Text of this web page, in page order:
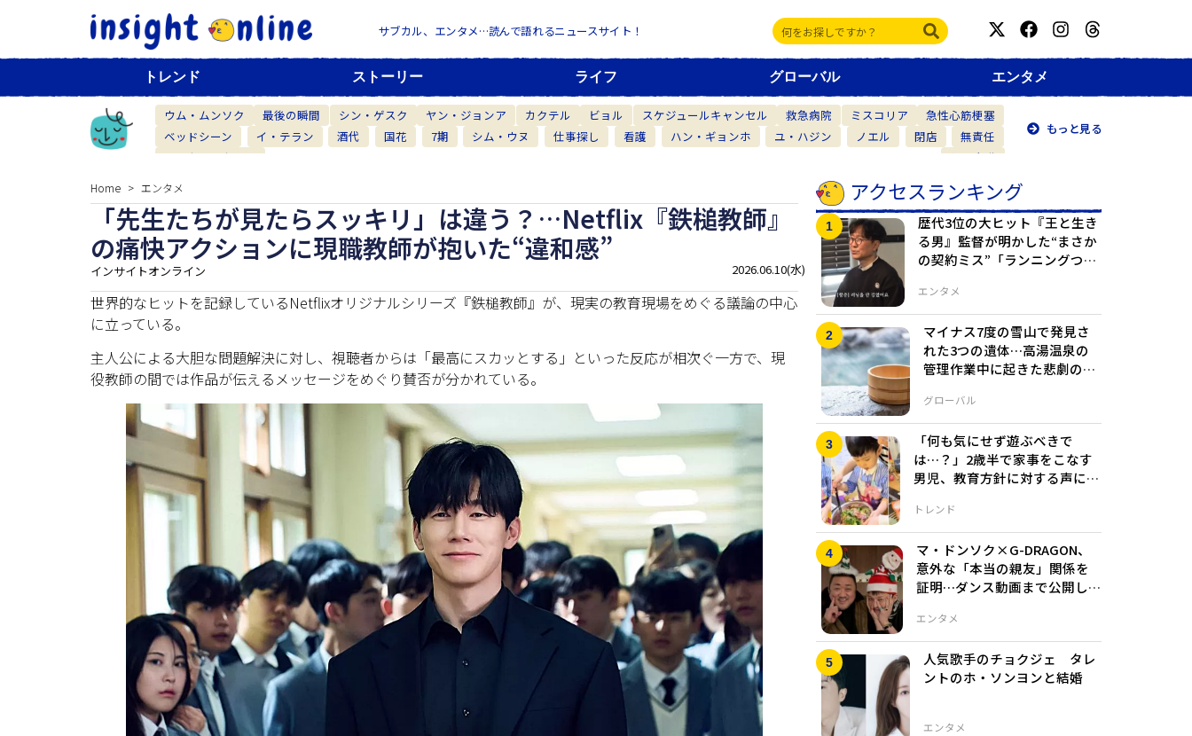
サブカル、エンタメ…読んで語れるニュースサイト！
トレンド ストーリー ライフ グローバル エンタメ
ウム・ムンソク 最後の瞬間 シン・ゲスク ヤン・ジョンア カクテル ビョル スケジュールキャンセル 救急病院 ミスコリア
急性心筋梗塞
ベッドシーン
イ・テラン 酒代 国花 7期 シム・ウヌ 仕事探し 看護 ハン・ギョンホ ユ・ハジン ノエル 閉店
無責任
ベーカリーカフェ
仲間意識
もっと見る
Home エンタメ
「先生たちが見たらスッキリ」は違う？…Netflix『鉄槌教師』
の痛快アクションに現職教師が抱いた“違和感”
インサイトオンライン 2026.06.10(水)
世界的なヒットを記録しているNetflixオリジナルシリーズ『鉄槌教師』が、現実の教育現場をめぐる議論の中心
に立っている。
主人公による大胆な問題解決に対し、視聴者からは「最高にスカッとする」といった反応が相次ぐ一方で、現
役教師の間では作品が伝えるメッセージをめぐり賛否が分かれている。
アクセスランキング
エンタメ
歴代3位の大ヒット『王と生き
る男』監督が明かした“まさか
の契約ミス”「ランニングつけ
グローバル
マイナス7度の雪山で発見さ
れた3つの遺体…高湯温泉の
管理作業中に起きた悲劇の真
トレンド
「何も気にせず遊ぶべきで
は…？」2歳半で家事をこなす
男児、教育方針に対する声に母
エンタメ
マ・ドンソク×G-DRAGON、
意外な「本当の親友」関係を
証明…ダンス動画まで公開し
エンタメ
人気歌手のチョクジェ タレ
ントのホ・ソンヨンと結婚